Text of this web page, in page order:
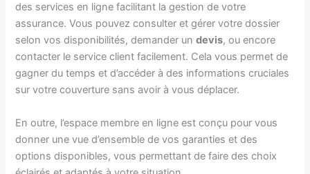
des services en ligne facilitant la gestion de votre
assurance. Vous pouvez consulter et gérer votre dossier
selon vos disponibilités, demander undevis, ou encore
contacter le service client facilement. Cela vous permet de
gagner du temps et d’accéder à des informations cruciales
sur votre couverture sans avoir à vous déplacer.
En outre, l’espace membre en ligne est conçu pour vous
donner une vue d’ensemble de vos garanties et des
options disponibles, vous permettant de faire des choix